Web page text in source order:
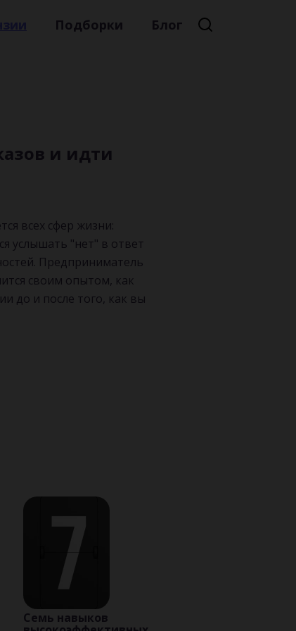
литература
Подборки Блог
и идти
всех сфер жизни:
услышать "нет" в ответ
Предприниматель
своим опытом, как
до и после того, как вы
Семь навыков